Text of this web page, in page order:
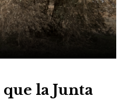
la Junta